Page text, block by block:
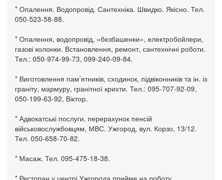
* Опалення. Водопровід. Сантехніка. Швидко. Якісно. Тел.
050-523-58-88.
* Опалення, водопровід, «безбашенки», електробойлери,
газові колонки. Встановлення, ремонт, сантехнічні роботи.
Тел.: 050-974-99-73, 099-240-09-84.
* Виготовлення пам’ятників, сходинок, підвіконників та ін. із
граніту, мармуру, гранітної крихти. Тел.: 095-707-92-09,
050-199-63-92, Віктор.
* Адвокатські послуги, перерахунок пенсій
військовослужбовцям, МВС. Ужгород, вул. Корзо, 13/12.
Тел. 050-658-70-82.
* Масаж. Тел. 095-475-18-38.